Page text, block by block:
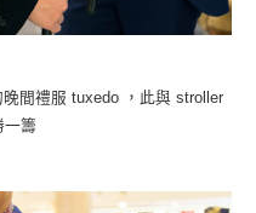
晚間禮服 tuxedo ，此與 stroller
一籌